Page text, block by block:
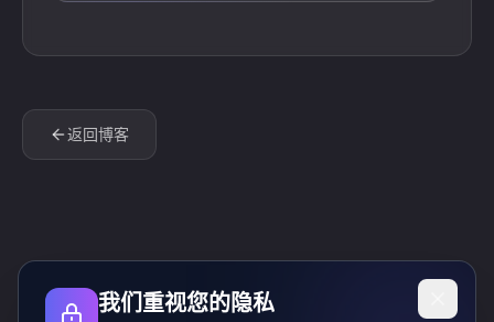
返回博客
我们重视您的隐私